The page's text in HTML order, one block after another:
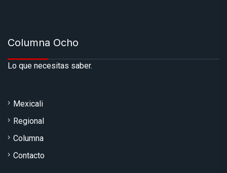
Columna Ocho
Lo que necesitas saber.
Mexicali
Regional
Columna
Contacto